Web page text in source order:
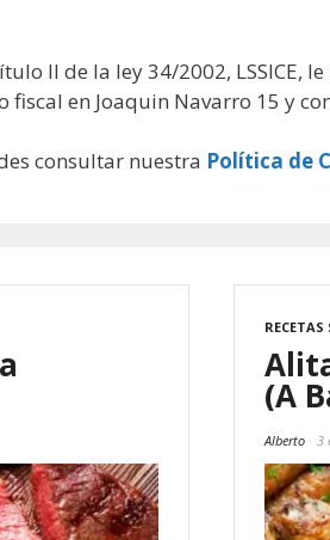
II de la ley 34/2002,
fiscal en Joaquin Navarro 15 y
consultar nuestra Política de
RECETAS
(A
Alberto 3